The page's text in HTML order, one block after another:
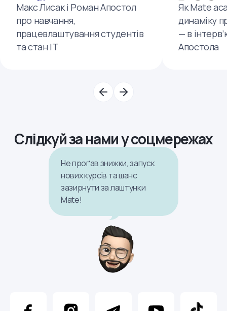
Макс Лисак і Роман Апостол
про навчання,
працевлаштування студентів
та стан ІТ
Як Mate
динаміку
— в
Апостола
Слідкуй за нами у соцмережах
Не проґав знижки, запуск
нових курсів та шанс
зазирнути за лаштунки
Mate!